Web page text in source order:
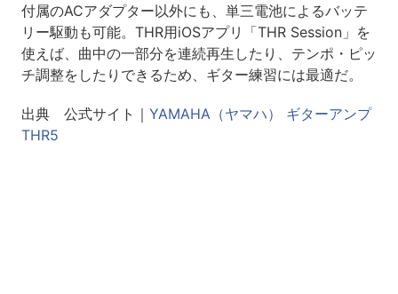
付属のACアダプター以外にも、単三電池によるバッテ
リー駆動も可能。THR用iOSアプリ「THR Session」を
使えば、曲中の一部分を連続再生したり、テンポ・ピッ
チ調整をしたりできるため、ギター練習には最適だ。
出典 公式サイト｜ YAMAHA（ヤマハ） ギターアンプ
THR5